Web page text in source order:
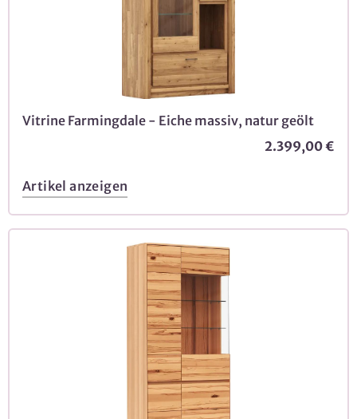
Vitrine Farmingdale - Eiche massiv, natur geölt
2.399,00 €
Artikel anzeigen